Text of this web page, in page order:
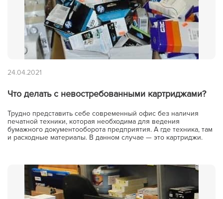
24.04.2021
Что делать с невостребованными картриджами?
Трудно представить себе современный офис без наличия
печатной техники, которая необходима для ведения
бумажного документооборота предприятия. А где техника, там
и расходные материалы. В данном случае — это картриджи.